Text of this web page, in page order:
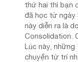
thứ hai thì bạn
đã học từ
này diễn ra là
Consolidation.
Lúc này,
chuyển từ trí